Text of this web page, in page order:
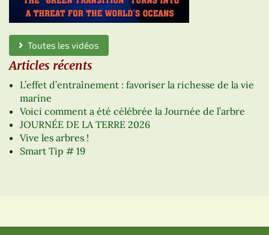
Toutes les vidéos
Articles récents
L’effet d’entraînement : favoriser la richesse de la vie
marine
Voici comment a été célébrée la Journée de l’arbre
JOURNÉE DE LA TERRE 2026
Vive les arbres !
Smart Tip # 19